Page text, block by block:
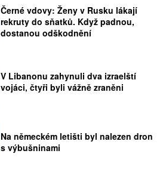
Černé vdovy: Ženy v Rusku lákají
rekruty do sňatků. Když padnou,
dostanou odškodnění
V Libanonu zahynuli dva izraelští
vojáci, čtyři byli vážně zraněni
Na německém letišti byl nalezen dron
s výbušninami